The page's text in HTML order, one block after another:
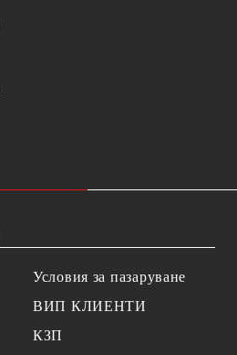
Условия за пазаруване
ВИП КЛИЕНТИ
КЗП